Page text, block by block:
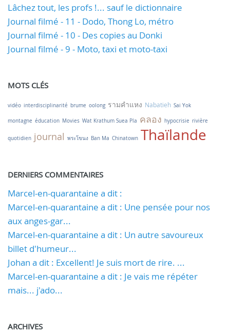
Lâchez tout, les profs !... sauf le dictionnaire
Journal filmé - 11 - Dodo, Thong Lo, métro
Journal filmé - 10 - Des copies au Donki
Journal filmé - 9 - Moto, taxi et moto-taxi
MOTS CLÉS
vidéo interdisciplinarité brume oolong รามคำแหง Nabatieh Sai Yok
montagne éducation Movies Wat Krathum Suea Pla คลอง hypocrisie rivière
quotidien journal พระโขนง Ban Ma Chinatown Thaïlande
DERNIERS COMMENTAIRES
Marcel-en-quarantaine a dit :
Marcel-en-quarantaine a dit : Une pensée pour nos
aux anges-gar...
Marcel-en-quarantaine a dit : Un autre savoureux
billet d'humeur...
Johan a dit : Excellent! Je suis mort de rire. ...
Marcel-en-quarantaine a dit : Je vais me répéter
mais... j'ado...
ARCHIVES